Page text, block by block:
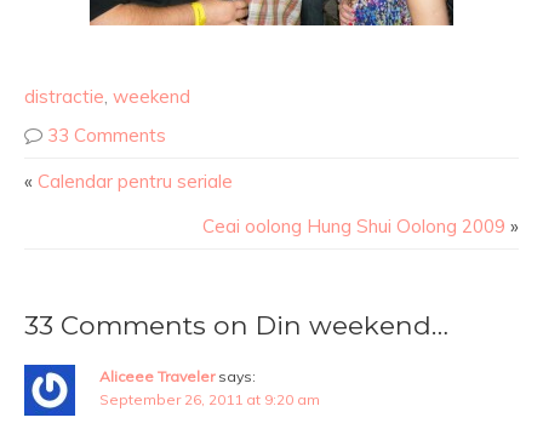
distractie, weekend
33 Comments
« Calendar pentru seriale
Ceai oolong Hung Shui Oolong 2009 »
33 Comments on Din weekend…
Aliceee Traveler says:
September 26, 2011 at 9:20 am